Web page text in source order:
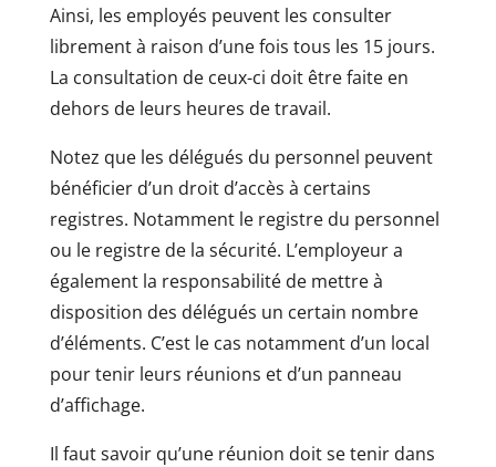
Ainsi, les employés peuvent les consulter
librement à raison d’une fois tous les 15 jours.
La consultation de ceux-ci doit être faite en
dehors de leurs heures de travail.
Notez que les délégués du personnel peuvent
bénéficier d’un droit d’accès à certains
registres. Notamment le registre du personnel
ou le registre de la sécurité. L’employeur a
également la responsabilité de mettre à
disposition des délégués un certain nombre
d’éléments. C’est le cas notamment d’un local
pour tenir leurs réunions et d’un panneau
d’affichage.
Il faut savoir qu’une réunion doit se tenir dans